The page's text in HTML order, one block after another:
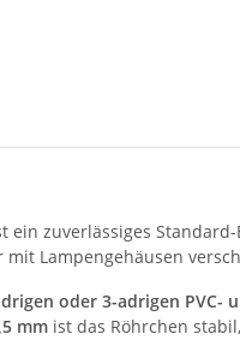
ein zuverlässiges
mit Lampengehäusen
oder 3-adrigen PVC-
mm ist das Röhrchen